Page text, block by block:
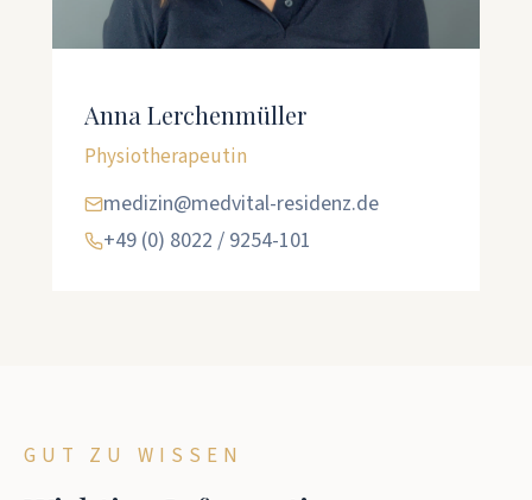
Anna Lerchenmüller
Physiotherapeutin
medizin@medvital-residenz.de
+49 (0) 8022 / 9254-101
GUT ZU WISSEN